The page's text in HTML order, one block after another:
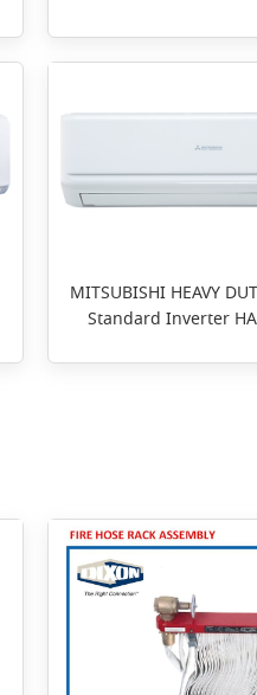
MITSUBISHI HEAVY
Standard Inverter